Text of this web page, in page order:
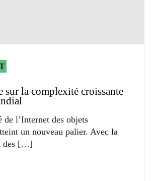
sur la complexité croissante
l’Internet des objets
un nouveau palier. Avec la